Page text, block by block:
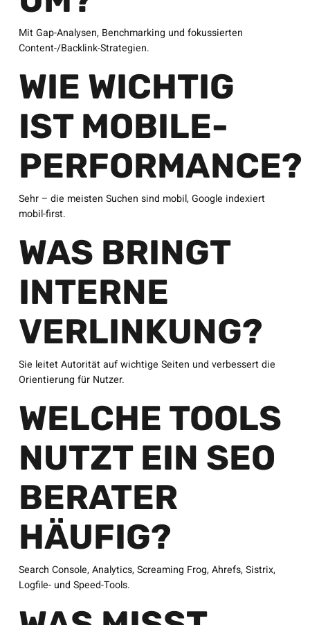
Mit Gap-Analysen, Benchmarking und fokussierten
Content-/Backlink-Strategien.
WIE WICHTIG
IST MOBILE-
PERFORMANCE?
Sehr – die meisten Suchen sind mobil, Google indexiert
mobil-first.
WAS BRINGT
INTERNE
VERLINKUNG?
Sie leitet Autorität auf wichtige Seiten und verbessert die
Orientierung für Nutzer.
WELCHE TOOLS
NUTZT EIN SEO
BERATER
HÄUFIG?
Search Console, Analytics, Screaming Frog, Ahrefs, Sistrix,
Logfile- und Speed-Tools.